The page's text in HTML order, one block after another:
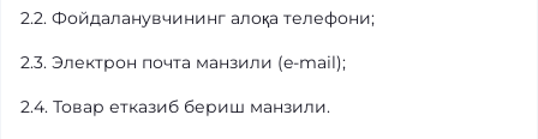
2.2. Фойдаланувчининг алоқа телефони;
2.3. Электрон почта манзили (e-mail);
2.4. Товар етказиб бериш манзили.